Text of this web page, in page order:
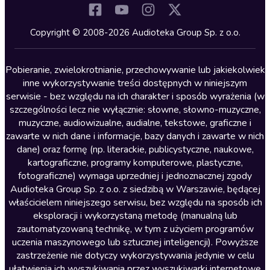
Kryminały
Lektury szkolne
Literatura anglojęzyczna
Literatura faktu
Literatura obyczajowa
Literatura piękna obca
Literatura piękna polska
Nagrania relaksacyjne
Nauka języków
Nauki humanistyczne
Podcasty i audycje
Polityka
Copyright © 2008-2026 Audioteka Group Sp. z o.o.
Pobieranie, zwielokrotnianie, przechowywanie lub jakiekolwiek
inne wykorzystywanie treści dostępnych w niniejszym
serwisie - bez względu na ich charakter i sposób wyrażenia (w
szczególności lecz nie wyłącznie: słowne, słowno-muzyczne,
muzyczne, audiowizualne, audialne, tekstowe, graficzne i
zawarte w nich dane i informacje, bazy danych i zawarte w nich
dane) oraz formę (np. literackie, publicystyczne, naukowe,
kartograficzne, programy komputerowe, plastyczne,
fotograficzne) wymaga uprzedniej i jednoznacznej zgody
Audioteka Group Sp. z o.o. z siedzibą w Warszawie, będącej
właścicielem niniejszego serwisu, bez względu na sposób ich
eksploracji i wykorzystaną metodę (manualną lub
zautomatyzowaną technikę, w tym z użyciem programów
uczenia maszynowego lub sztucznej inteligencji). Powyższe
zastrzeżenie nie dotyczy wykorzystywania jedynie w celu